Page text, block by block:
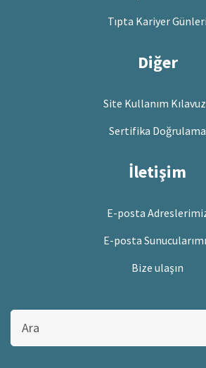
Tıpta Kariyer Günleri
Diğer
Site Kullanım
Sertifika Doğrulama
İletişim
E-posta
E-posta
Bize ulaşın
Bu
sitede
ara